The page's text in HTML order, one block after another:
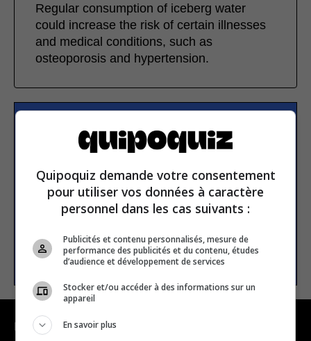
Regular consumption of iceberg water
could increase the risk of certain illnesses
and medical conditions, such as
osteoporosis and hypertension.
Subscribe to our
newsletter
Email address
SUBSCRIBE
NAVIGATION
Quipoquiz demande votre consentement
pour utiliser vos données à caractère
personnel dans les cas suivants :
Publicités et contenu personnalisés, mesure de
performance des publicités et du contenu, études
d’audience et développement de services
Stocker et/ou accéder à des informations sur un
appareil
En savoir plus